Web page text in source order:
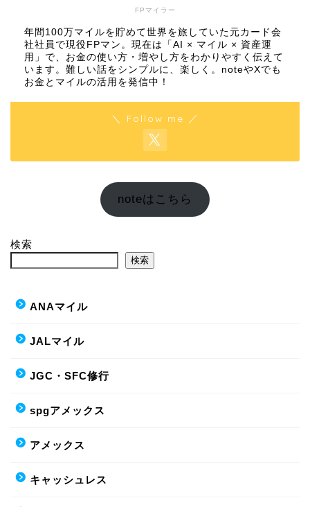
FPマイラー
年間100万マイルを貯めて世界を旅していた元カード会
社社員で現役FPマン。現在は「AI × マイル × 資産運
用」で、お金の使い方・増やし方をわかりやすく伝えて
います。難しい話をシンプルに、楽しく。noteやXでも
お金とマイルの活用を発信中！
＼ Follow me ／
noteはこちら
検索
検索
ANAマイル
JALマイル
JGC・SFC修行
spgアメックス
アメックス
キャッシュレス